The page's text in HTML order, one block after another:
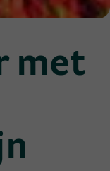
met